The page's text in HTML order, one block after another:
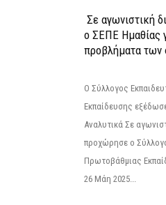
Σε αγωνιστική
ο ΣΕΠΕ Ημαθίας
προβλήματα των
Ο Σύλλογος
Εκπαίδευσης
Αναλυτικά Σε
προχώρησε ο
Πρωτοβάθμιας
26 Μάη 2025...